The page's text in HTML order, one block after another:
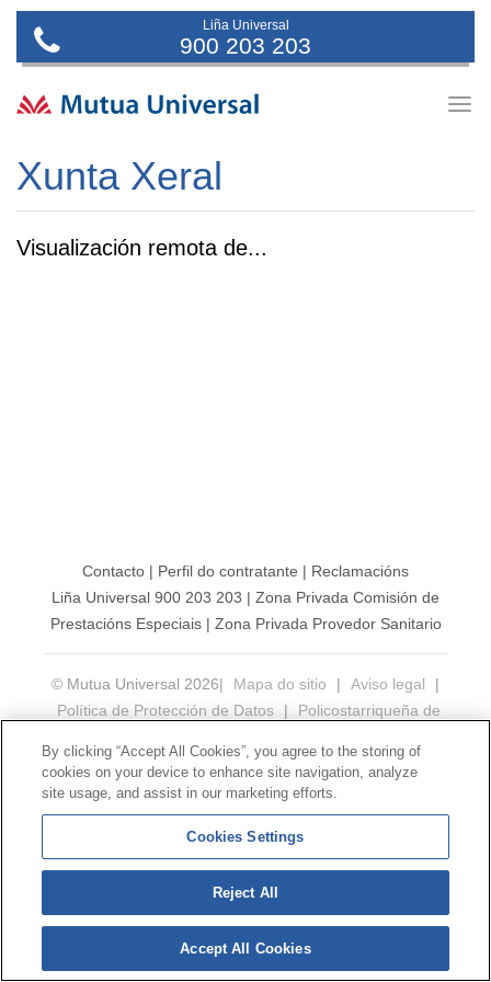
Liña Universal
900 203 203
Xunta Xeral
Visualización remota de...
Contacto | Perfil do contratante | Reclamacións
Liña Universal 900 203 203 | Zona Privada Comisión de
Prestacións Especiais | Zona Privada Provedor Sanitario
© Mutua Universal 2026| Mapa do sitio | Aviso legal
|
Política de Protección de Datos
|
Policostarriqueña de
Síguenos en:
By clicking “Accept All Cookies”, you agree to the storing of
cookies on your device to enhance site navigation, analyze
site usage, and assist in our marketing efforts.
Cookies Settings
Reject All
Accept All Cookies